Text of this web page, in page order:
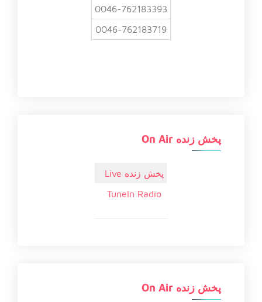
0046-762183393
0046-762183719
پخش زنده On Air
پخش زنده Live
TuneIn Radio
پخش زنده On Air